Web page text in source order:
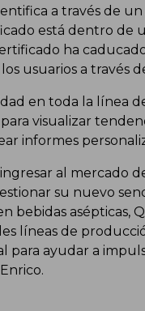
a través de
está dentro de
ha
usuarios a través
en toda la línea
visualizar
informes
al mercado
su nuevo
bebidas
líneas de
para ayudar a